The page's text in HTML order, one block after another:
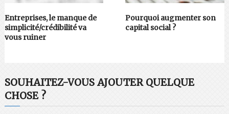
Entreprises, le manque de
simplicité/crédibilité va
vous ruiner
Pourquoi augmenter son
capital social ?
SOUHAITEZ-VOUS AJOUTER QUELQUE
CHOSE ?